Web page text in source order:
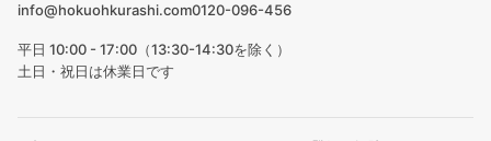
info@hokuohkurashi.com0120-096-456
平日 10:00 - 17:00（13:30-14:30を除く）
土日・祝日は休業日です